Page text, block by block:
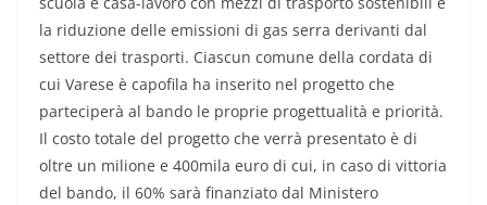
la riduzione delle emissioni di gas serra derivanti dal
settore dei trasporti. Ciascun comune della cordata di
cui Varese è capofila ha inserito nel progetto che
parteciperà al bando le proprie progettualità e priorità.
Il costo totale del progetto che verrà presentato è di
oltre un milione e 400mila euro di cui, in caso di vittoria
del bando, il 60% sarà finanziato dal Ministero